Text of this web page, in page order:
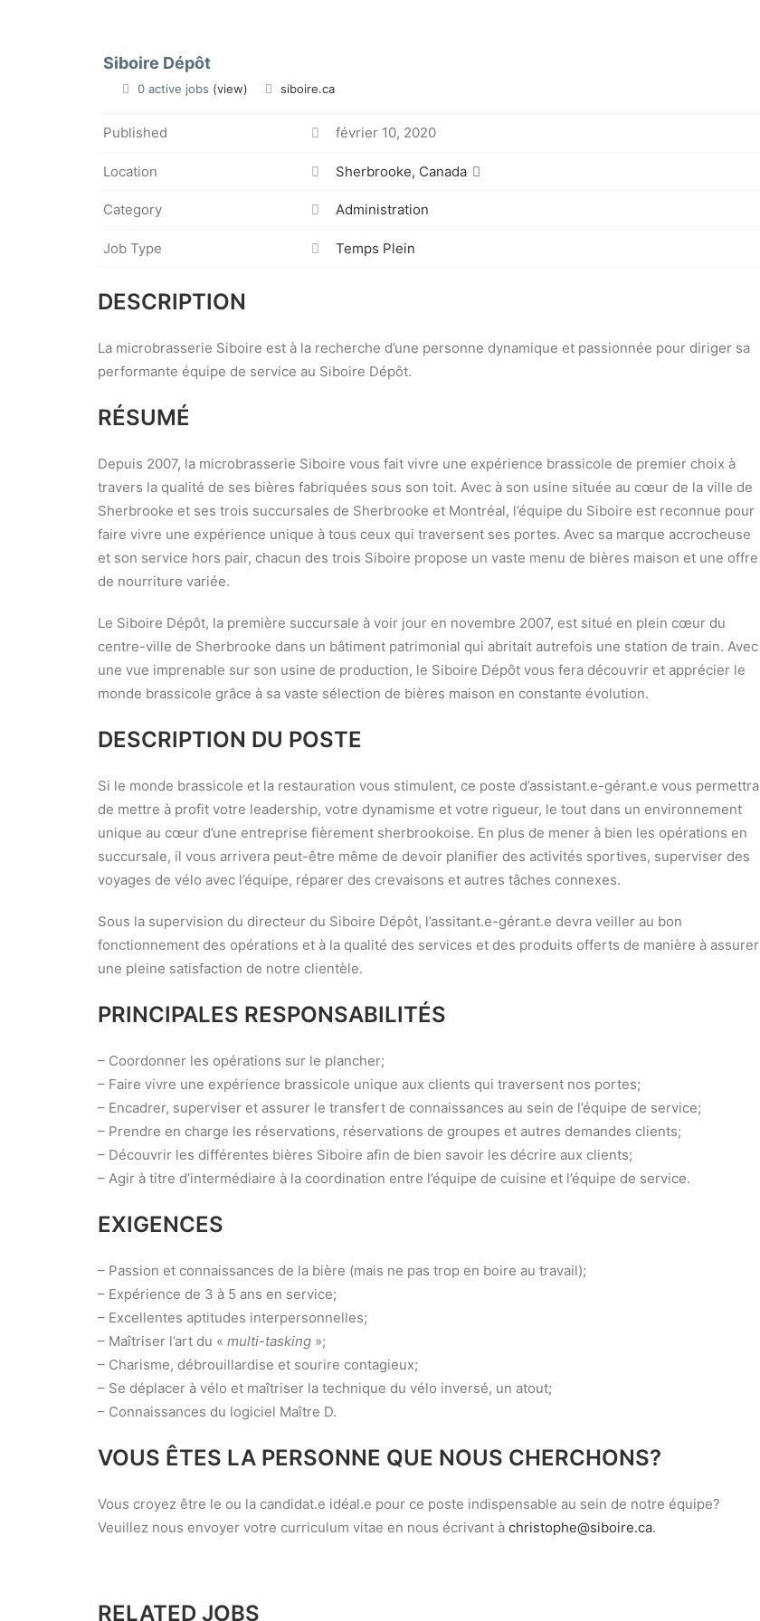
Siboire Dépôt
0 active jobs (view) siboire.ca
Published février 10, 2020
Location Sherbrooke, Canada
Category Administration
Job Type Temps Plein
DESCRIPTION
La microbrasserie Siboire est à la recherche d’une personne dynamique et passionnée pour diriger sa
performante équipe de service au Siboire Dépôt.
RÉSUMÉ
Depuis 2007, la microbrasserie Siboire vous fait vivre une expérience brassicole de premier choix à
travers la qualité de ses bières fabriquées sous son toit. Avec à son usine située au cœur de la ville de
Sherbrooke et ses trois succursales de Sherbrooke et Montréal, l’équipe du Siboire est reconnue pour
faire vivre une expérience unique à tous ceux qui traversent ses portes. Avec sa marque accrocheuse
et son service hors pair, chacun des trois Siboire propose un vaste menu de bières maison et une offre
de nourriture variée.
Le Siboire Dépôt, la première succursale à voir jour en novembre 2007, est situé en plein cœur du
centre-ville de Sherbrooke dans un bâtiment patrimonial qui abritait autrefois une station de train. Avec
une vue imprenable sur son usine de production, le Siboire Dépôt vous fera découvrir et apprécier le
monde brassicole grâce à sa vaste sélection de bières maison en constante évolution.
DESCRIPTION DU POSTE
Si le monde brassicole et la restauration vous stimulent, ce poste d’assistant.e-gérant.e vous permettra
de mettre à profit votre leadership, votre dynamisme et votre rigueur, le tout dans un environnement
unique au cœur d’une entreprise fièrement sherbrookoise. En plus de mener à bien les opérations en
succursale, il vous arrivera peut-être même de devoir planifier des activités sportives, superviser des
voyages de vélo avec l’équipe, réparer des crevaisons et autres tâches connexes.
Sous la supervision du directeur du Siboire Dépôt, l’assitant.e-gérant.e devra veiller au bon
fonctionnement des opérations et à la qualité des services et des produits offerts de manière à assurer
une pleine satisfaction de notre clientèle.
PRINCIPALES RESPONSABILITÉS
– Coordonner les opérations sur le plancher;
– Faire vivre une expérience brassicole unique aux clients qui traversent nos portes;
– Encadrer, superviser et assurer le transfert de connaissances au sein de l’équipe de service;
– Prendre en charge les réservations, réservations de groupes et autres demandes clients;
– Découvrir les différentes bières Siboire afin de bien savoir les décrire aux clients;
– Agir à titre d’intermédiaire à la coordination entre l’équipe de cuisine et l’équipe de service.
EXIGENCES
– Passion et connaissances de la bière (mais ne pas trop en boire au travail);
– Expérience de 3 à 5 ans en service;
– Excellentes aptitudes interpersonnelles;
– Maîtriser l’art du « multi-tasking »;
– Charisme, débrouillardise et sourire contagieux;
– Se déplacer à vélo et maîtriser la technique du vélo inversé, un atout;
– Connaissances du logiciel Maître D.
VOUS ÊTES LA PERSONNE QUE NOUS CHERCHONS?
Vous croyez être le ou la candidat.e idéal.e pour ce poste indispensable au sein de notre équipe?
Veuillez nous envoyer votre curriculum vitae en nous écrivant à christophe@siboire.ca.
RELATED JOBS